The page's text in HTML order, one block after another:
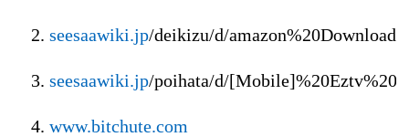
seesaawiki.jp/deikizu/d/
seesaawiki.jp/poihata/d/
www.bitchute.com